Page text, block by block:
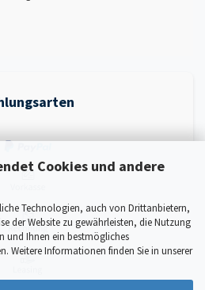
Cookies und andere
Technologien, auch von Drittanbietern,
der Website zu gewährleisten, die Nutzung
und Ihnen ein bestmögliches
Weitere Informationen finden Sie in unserer